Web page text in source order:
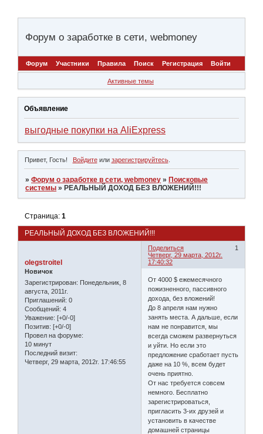
Форум о заработке в сети, webmoney
Форум Участники Правила Поиск Регистрация Войти
Активные темы
Объявление
выгодные покупки на AliExpress
Привет, Гость! Войдитеили зарегистрируйтесь.
»Форум о заработке в сети, webmoney » Поисковые
системы » РЕАЛЬНЫЙ ДОХОД БЕЗ ВЛОЖЕНИЙ!!!
РЕАЛЬНЫЙ ДОХОД БЕЗ ВЛОЖЕНИЙ!!!
Страница:1
Поделиться
1
Четверг, 29 марта, 2012г.
17:40:32
olegstroitel
Новичок
Зарегистрирован: Понедельник, 8
августа, 2011г.
Приглашений: 0
Сообщений: 4
Уважение: [+0/-0]
Позитив: [+0/-0]
Провел на форуме:
10 минут
Последний визит:
Четверг, 29 марта, 2012г. 17:46:55
От 4000 $ ежемесячного
пожизненного, пассивного
дохода, без вложений!
До 8 апреля нам нужно
занять места. А дальше, если
нам не понравится, мы
всегда сможем развернуться
и уйти. Но если это
предложение сработает пусть
даже на 10 %, всем будет
очень приятно.
От нас требуется совсем
немного. Бесплатно
зарегистрироваться,
пригласить 3-их друзей и
установить в качестве
домашней страницы